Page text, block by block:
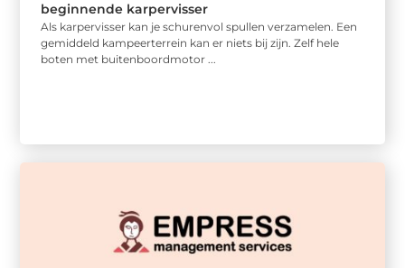
beginnende karpervisser
Als karpervisser kan je schurenvol spullen verzamelen. Een
gemiddeld kampeerterrein kan er niets bij zijn. Zelf hele
boten met buitenboordmotor ...